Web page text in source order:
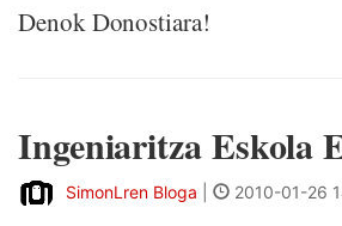
Denok Donostiara!
Ingeniaritza Eskola
SimonLren Bloga 2010-01-26